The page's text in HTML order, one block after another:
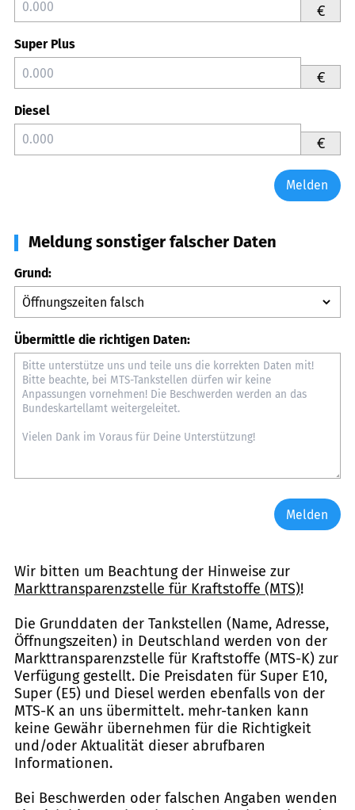
€
Super Plus
€
Diesel
€
Melden
Meldung sonstiger falscher Daten
Grund:
Übermittle die richtigen Daten:
Melden
Wir bitten um Beachtung der Hinweise zur
Markttransparenzstelle für Kraftstoffe (MTS)!
Die Grunddaten der Tankstellen (Name, Adresse,
Öffnungszeiten) in Deutschland werden von der
Markttransparenzstelle für Kraftstoffe (MTS-K) zur
Verfügung gestellt. Die Preisdaten für Super E10,
Super (E5) und Diesel werden ebenfalls von der
MTS-K an uns übermittelt. mehr-tanken kann
keine Gewähr übernehmen für die Richtigkeit
und/oder Aktualität dieser abrufbaren
Informationen.
Bei Beschwerden oder falschen Angaben wenden